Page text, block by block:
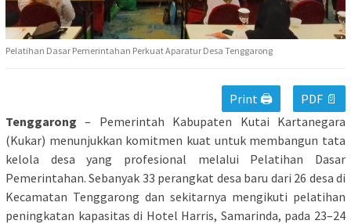
Pelatihan Dasar Pemerintahan Perkuat Aparatur Desa Tenggarong
Print 🖨
PDF 📄
Tenggarong – Pemerintah Kabupaten Kutai Kartanegara
(Kukar) menunjukkan komitmen kuat untuk membangun tata
kelola desa yang profesional melalui Pelatihan Dasar
Pemerintahan. Sebanyak 33 perangkat desa baru dari 26 desa di
Kecamatan Tenggarong dan sekitarnya mengikuti pelatihan
peningkatan kapasitas di Hotel Harris, Samarinda, pada 23–24